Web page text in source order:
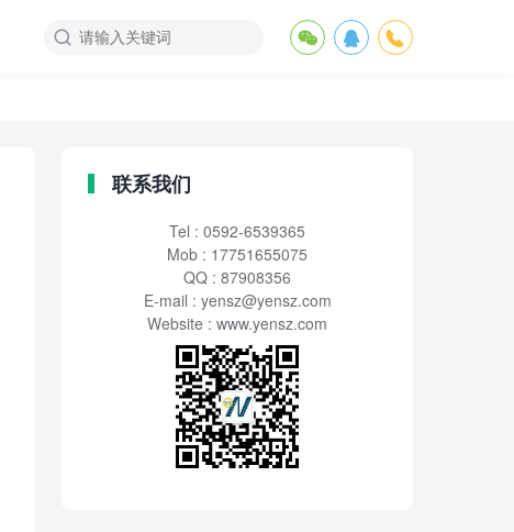
联系我们
Tel : 0592-6539365
Mob : 17751655075
QQ : 87908356
E-mail : yensz@yensz.com
Website : www.yensz.com